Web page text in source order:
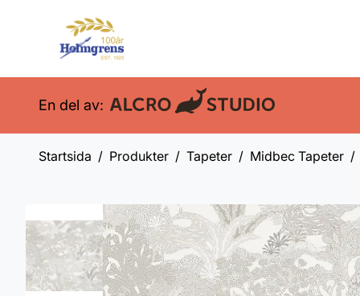
En del av:
Startsida Produkter Tapeter Midbec Tapeter